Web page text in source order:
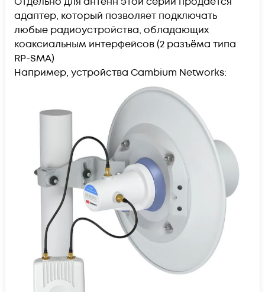
адаптер, который позволяет подключать
любые радиоустройства, обладающих
коаксиальным интерфейсов (2 разъёма типа
RP-SMA)
Например, устройства Cambium Networks: